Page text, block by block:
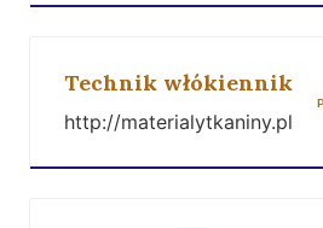
Technik włókiennik
http://materialytkaniny.pl